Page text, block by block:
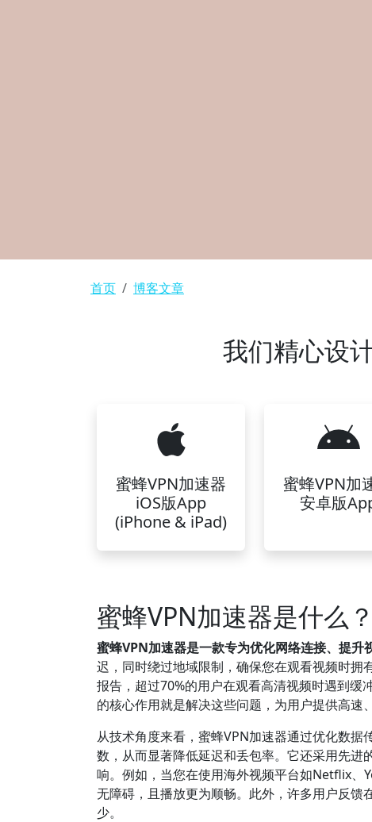
面包屑
首页 博客文章
我们精心设
蜜蜂VPN加速器
iOS版App
(iPhone & iPad)
蜜蜂VPN加
安卓版
蜜蜂VPN加速器是什么
蜜蜂VPN加速器是一款专为优化网络连接、提升
迟，同时绕过地域限制，确保您在观看视频时
报告，超过70%的用户在观看高清视频时遇到缓
的核心作用就是解决这些问题，为用户提供高速
从技术角度来看，蜜蜂VPN加速器通过优化数
数，从而显著降低延迟和丢包率。它还采用先
响。例如，当您在使用海外视频平台如Netflix、
无障碍，且播放更为顺畅。此外，许多用户反馈
少。